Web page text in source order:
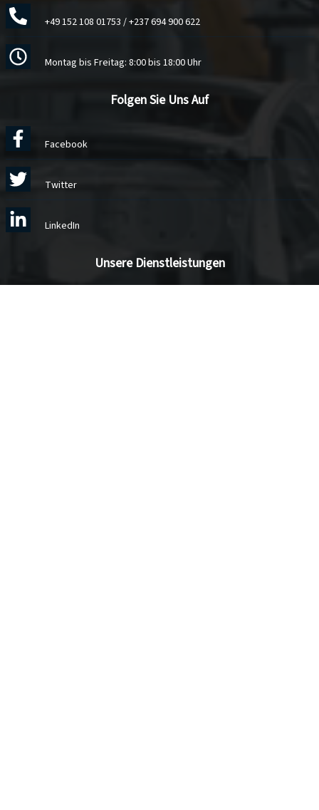
+49 152 108 01753 /+237 694 900 622
Montag bis Freitag: 8:00 bis 18:00 Uhr
Folgen Sie Uns Auf
Facebook
Twitter
LinkedIn
Unsere Dienstleistungen